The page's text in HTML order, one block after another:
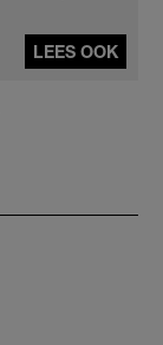
LEES OOK